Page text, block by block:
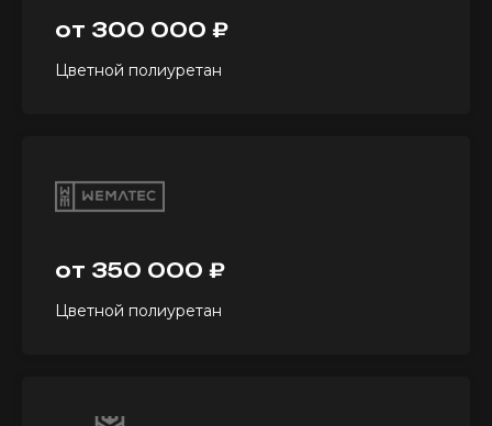
от 300 000 ₽
Цветной полиуретан
от 350 000 ₽
Цветной полиуретан